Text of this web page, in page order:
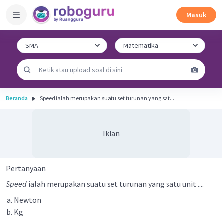
Masuk
Beranda Speed ​​ialah merupakan suatu set turunan yang sat...
Iklan
Pertanyaan
Speed ​​ialah merupakan suatu set turunan yang satu unit ....
Newton
Kg